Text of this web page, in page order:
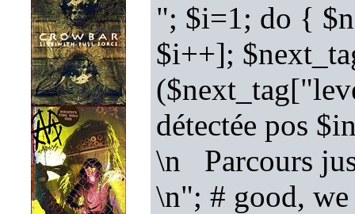
"; $i=1; do {
$i++];
détectée pos
\n Parcours
\n"; # good,